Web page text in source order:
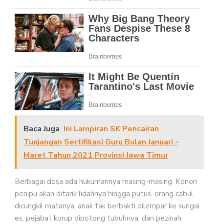
Baca Juga Ini Lampiran SK Pencairan
Tunjangan Sertifikasi Guru Bulan Januari -
Maret Tahun 2021 Provinsi Jawa Timur
Berbagai dosa ada hukumannya masing-masing. Konon
penipu akan ditarik lidahnya hingga putus, orang cabul
dicungkil matanya, anak tak berbakti dilempar ke sungai
es, pejabat korup dipotong tubuhnya, dan pezinah